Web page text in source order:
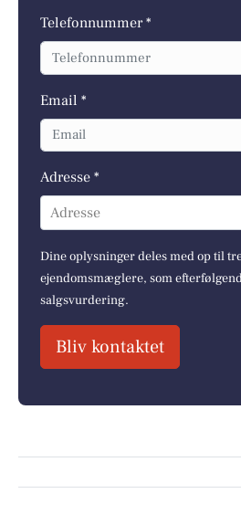
Telefonnummer *
Email *
Adresse *
Adresse
Dine oplysninger deles med op til
ejendomsmæglere, som
salgsvurdering.
Bliv kontaktet